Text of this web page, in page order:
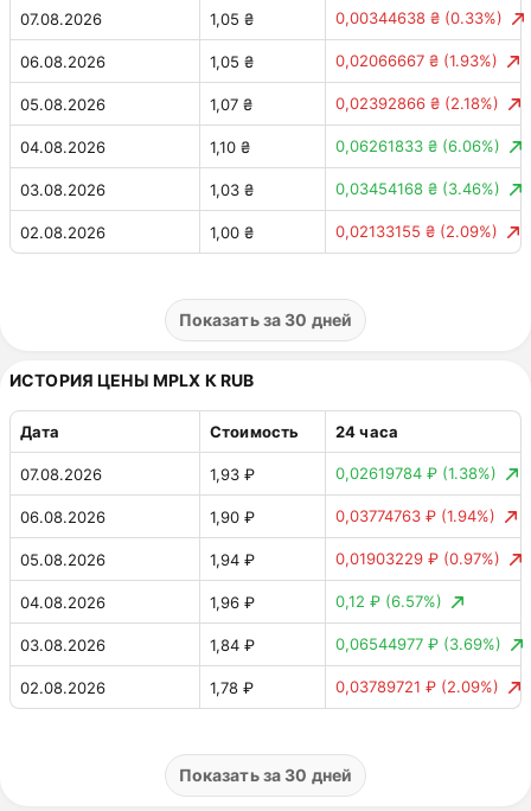
07.08.2026 1,05 ₴ 0,00344638 ₴ (0.33%)
06.08.2026 1,05 ₴ 0,02066667 ₴ (1.93%)
05.08.2026 1,07 ₴ 0,02392866 ₴ (2.18%)
04.08.2026 1,10 ₴ 0,06261833 ₴ (6.06%)
03.08.2026 1,03 ₴ 0,03454168 ₴ (3.46%)
02.08.2026 1,00 ₴ 0,02133155 ₴ (2.09%)
1,06 ₴ 0,02176076 ₴
28.07.2026 0,06850978 ₴
1,12 ₴ 0,01832428 ₴ (1.67%)
1,10 ₴ 0,03582526 ₴ (3.37%)
1,06 ₴ 0,02488046 ₴ (2.29%)
1,09 ₴ 0,04534955 ₴ (4.00%)
1,13 ₴ 0,01259134 ₴ (1.10%)
1,15 ₴ 0,03481431 ₴ (2.95%)
1,19 ₴ 0,00174726 ₴
Показать за 30 дней
ИСТОРИЯ ЦЕНЫ MPLX К RUB
Дата Стоимость 24 часа
07.08.2026 1,93 ₽ 0,02619784 ₽ (1.38%)
06.08.2026 1,90 ₽ 0,03774763 ₽ (1.94%)
05.08.2026 1,94 ₽ 0,01903229 ₽ (0.97%)
04.08.2026 1,96 ₽ 0,12 ₽ (6.57%)
03.08.2026 1,84 ₽ 0,06544977 ₽ (3.69%)
02.08.2026 1,78 ₽ 0,03789721 ₽ (2.09%)
1,90 ₽ 0,03740205 ₽
Показать за 30 дней